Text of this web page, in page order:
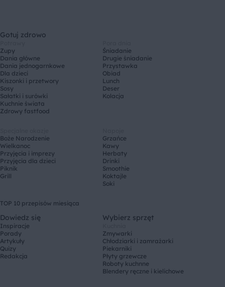
Gotuj zdrowo
Zupy
Dania główne
Dania jednogarnkowe
Dla dzieci
Kiszonki i przetwory
Sosy
Sałatki i surówki
Kuchnie świata
Zdrowy fastfood
Śniadanie
Drugie śniadanie
Przystawka
Obiad
Lunch
Deser
Kolacja
Boże Narodzenie
Wielkanoc
Przyjęcia i imprezy
Przyjęcia dla dzieci
Piknik
Grill
Grzańce
Kawy
Herbaty
Drinki
Smoothie
Koktajle
Soki
TOP 10 przepisów miesiąca
Dowiedz się
Inspiracje
Porady
Artykuły
Quizy
Redakcja
Wybierz sprzęt
Zmywarki
Chłodziarki i zamrażarki
Piekarniki
Płyty grzewcze
Roboty kuchnne
Blendery ręczne i kielichowe